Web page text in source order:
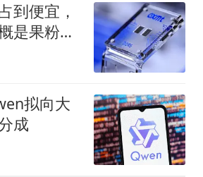
到便宜，
是果粉买
拟向大
成